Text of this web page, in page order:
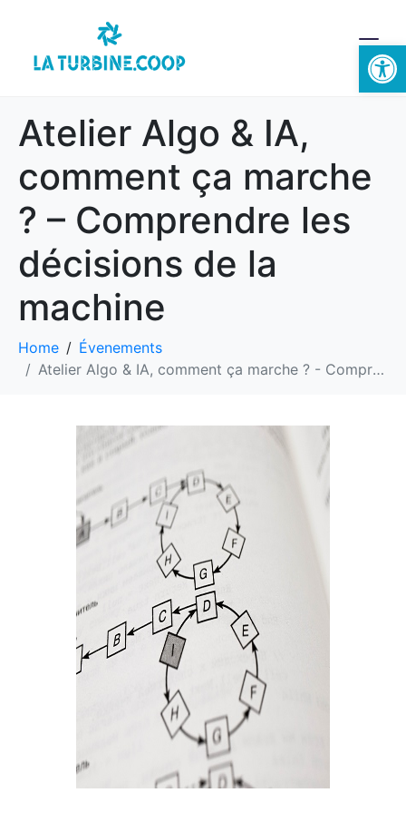
Ouvrir
Atelier Algo & IA,
comment ça marche
? – Comprendre les
décisions de la
machine
Home
Évenements
Atelier Algo & IA, comment ça marche ? - Comprendre les décisions de la machine